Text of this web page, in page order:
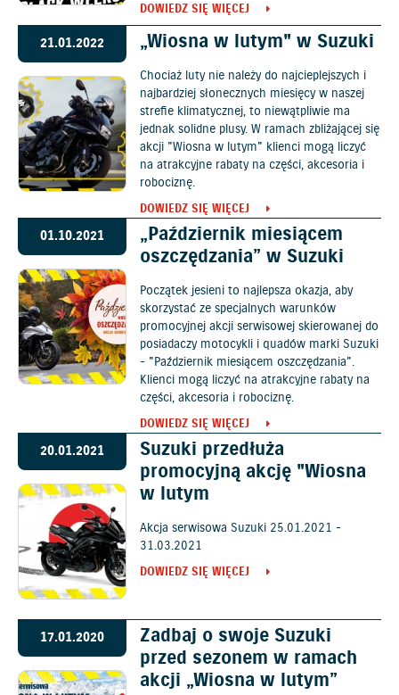
DOWIEDZ SIĘ WIĘCEJ
21.01.2022 „Wiosna w lutym" w Suzuki
Chociaż luty nie należy do najcieplejszych i
najbardziej słonecznych miesięcy w naszej
strefie klimatycznej, to niewątpliwie ma
jednak solidne plusy. W ramach zbliżającej się
akcji "Wiosna w lutym" klienci mogą liczyć
na atrakcyjne rabaty na części, akcesoria i
robociznę.
DOWIEDZ SIĘ WIĘCEJ
01.10.2021
„Październik miesiącem
oszczędzania” w Suzuki
Początek jesieni to najlepsza okazja, aby
skorzystać ze specjalnych warunków
promocyjnej akcji serwisowej skierowanej do
posiadaczy motocykli i quadów marki Suzuki
- "Październik miesiącem oszczędzania".
Klienci mogą liczyć na atrakcyjne rabaty na
części, akcesoria i robociznę.
DOWIEDZ SIĘ WIĘCEJ
20.01.2021
Suzuki przedłuża
promocyjną akcję "Wiosna
w lutym
Akcja serwisowa Suzuki 25.01.2021 -
31.03.2021
DOWIEDZ SIĘ WIĘCEJ
17.01.2020
Zadbaj o swoje Suzuki
przed sezonem w ramach
akcji „Wiosna w lutym”